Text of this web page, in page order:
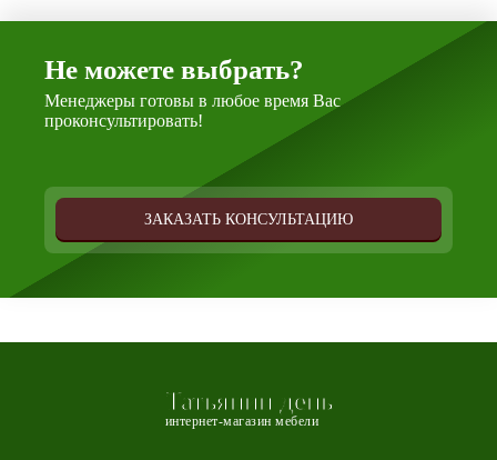
Не можете выбрать?
Менеджеры готовы в любое время Вас
проконсультировать!
ЗАКАЗАТЬ КОНСУЛЬТАЦИЮ
Татьянин день
интернет-магазин мебели